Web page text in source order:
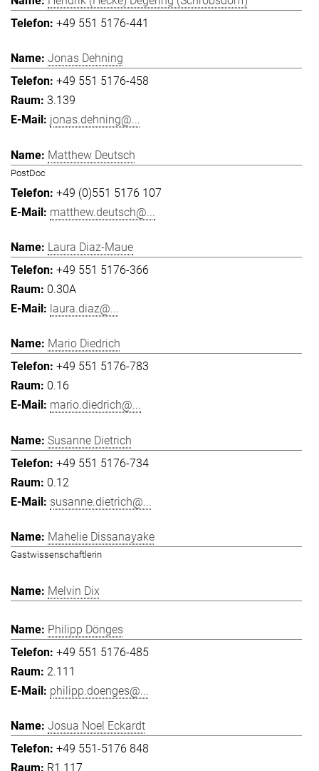
+49 551 5176-441
Jonas Dehning
+49 551 5176-458
3.139
jonas.dehning@...
Matthew Deutsch
PostDoc
+49 (0)551 5176 107
matthew.deutsch@...
Laura Diaz-Maue
+49 551 5176-366
0.30A
laura.diaz@...
Mario Diedrich
+49 551 5176-783
0.16
mario.diedrich@...
Susanne Dietrich
+49 551 5176-734
0.12
susanne.dietrich@...
Mahelie Dissanayake
Gastwissenschaftlerin
Melvin Dix
Philipp Dönges
+49 551 5176-485
2.111
philipp.doenges@...
Josua Noel Eckardt
+49 551-5176 848
R1.117